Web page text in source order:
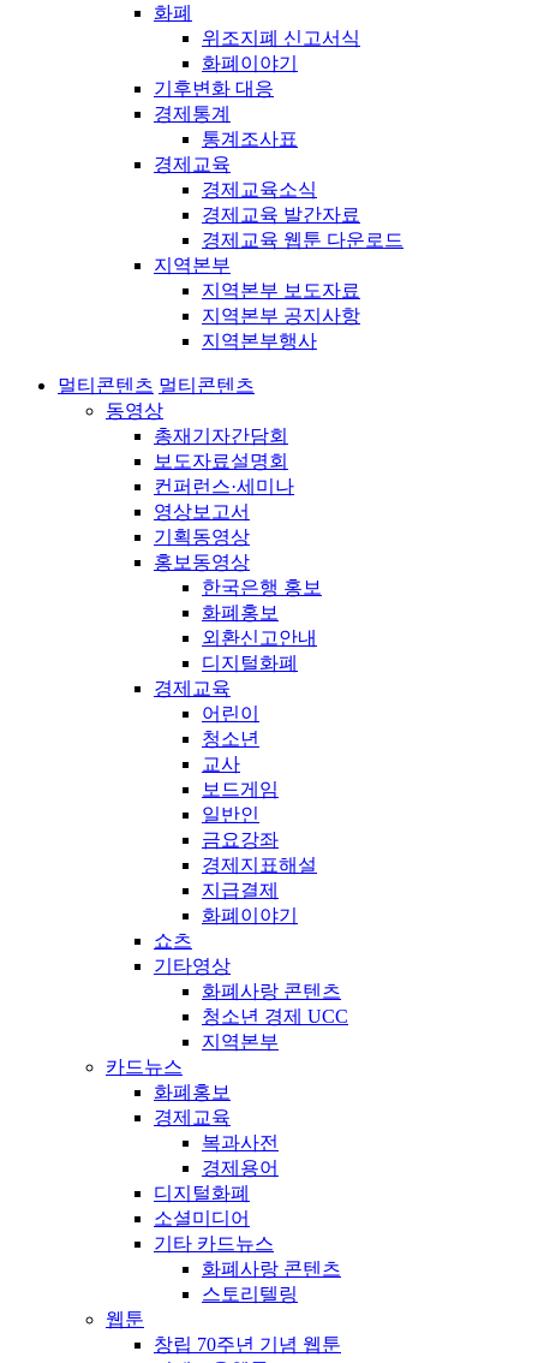
화폐
위조지폐 신고서식
화폐이야기
기후변화 대응
경제통계
통계조사표
경제교육
경제교육소식
경제교육 발간자료
경제교육 웹툰 다운로드
지역본부
지역본부 보도자료
지역본부 공지사항
지역본부행사
멀티콘텐츠 멀티콘텐츠
동영상
총재기자간담회
보도자료설명회
컨퍼런스·세미나
영상보고서
기획동영상
홍보동영상
한국은행 홍보
화폐홍보
외환신고안내
디지털화폐
경제교육
어린이
청소년
교사
보드게임
일반인
금요강좌
경제지표해설
지급결제
화폐이야기
쇼츠
기타영상
화폐사랑 콘텐츠
청소년 경제 UCC
지역본부
카드뉴스
화폐홍보
경제교육
복과사전
경제용어
디지털화폐
소셜미디어
기타 카드뉴스
화폐사랑 콘텐츠
스토리텔링
웹툰
창립 70주년 기념 웹툰